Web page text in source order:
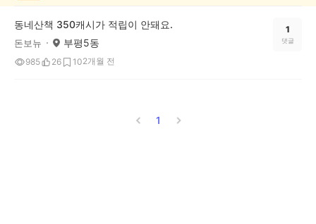
목
동네산책 350캐시가 적립이 안돼요.
돈보뉴 부평5동
985 26 102개월 전
1
댓글
1